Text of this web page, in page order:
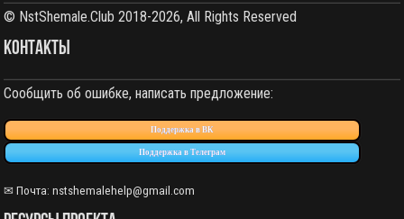
© NstShemale.Club 2018-2026, All Rights Reserved
КОНТАКТЫ
Сообщить об ошибке, написать предложение:
Поддержка в ВК
Поддержка в Телеграм
✉ Почта:nstshemalehelp@gmail.com